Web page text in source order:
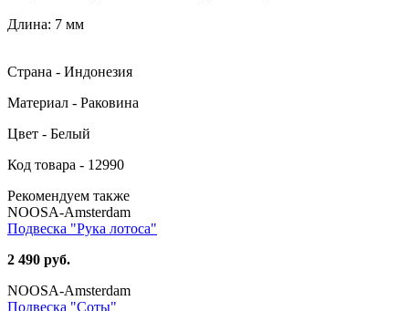
Длина: 7 мм
Страна - Индонезия
Материал - Раковина
Цвет - Белый
Код товара - 12990
Рекомендуем также
NOOSA-Amsterdam
Подвеска "Рука лотоса"
2 490 руб.
NOOSA-Amsterdam
Подвеска "Соты"